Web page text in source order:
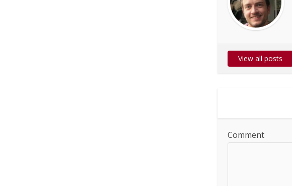
View all posts
Comment